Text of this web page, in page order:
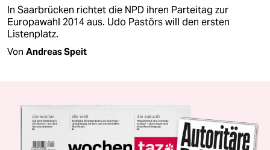
In Saarbrücken richtet die NPD ihren Parteitag zur
Europawahl 2014 aus. Udo Pastörs will den ersten
Listenplatz.
Von Andreas Speit